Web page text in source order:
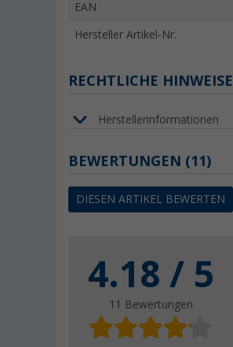
EAN
Hersteller Artikel-Nr.
RECHTLICHE HINWEISE
Herstellerinformationen
BEWERTUNGEN (11)
DIESEN ARTIKEL BEWERTEN
4.18 / 5
11 Bewertungen